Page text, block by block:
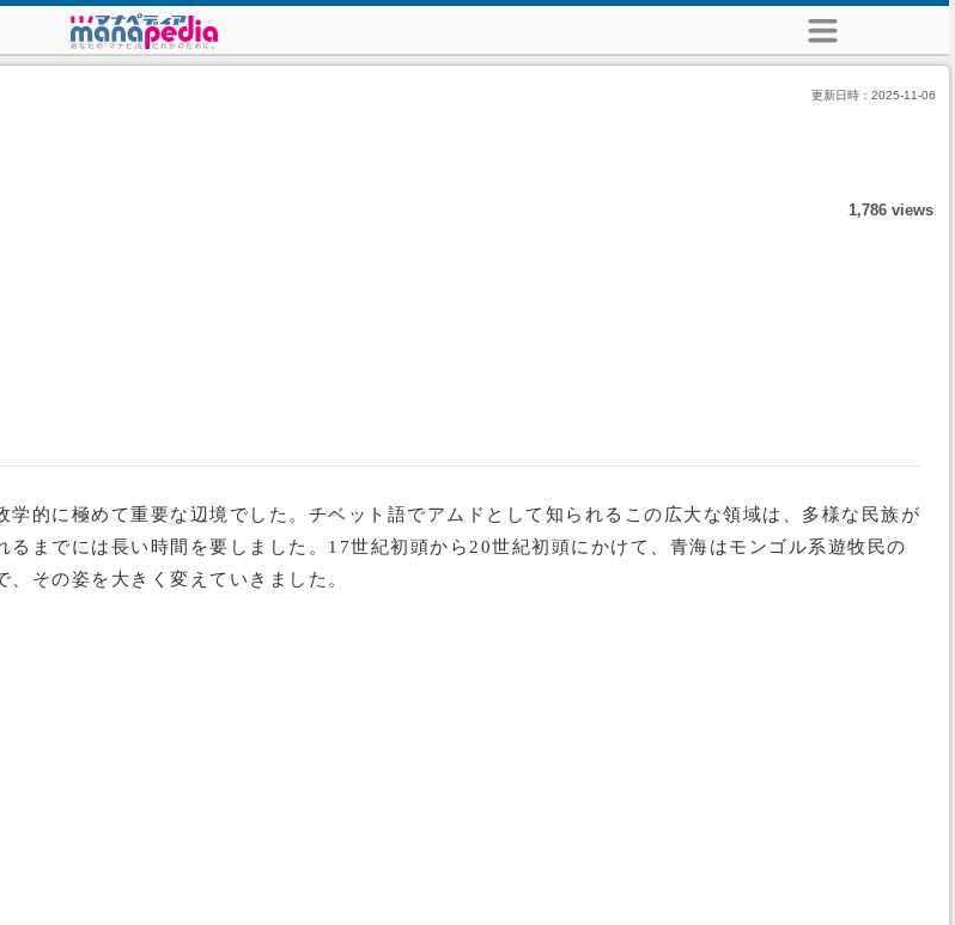
更新日時： 2025-11-06
1,786 views
的に極めて重要な辺境でした。チベット語でアムドとして知られるこの広大な領域は、多様な民族が
までには長い時間を要しました。17世紀初頭から20世紀初頭にかけて、青海はモンゴル系遊牧民の
その姿を大きく変えていきました。